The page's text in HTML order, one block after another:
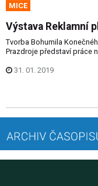
MICE
Výstava Reklamní
Tvorba Bohumila
Prazdroje představí práce
31. 01. 2019